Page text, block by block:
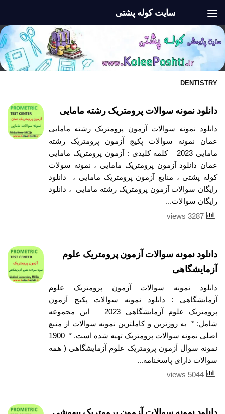
سایت کوله پشتی
DENTISTRY
دانلود نمونه سوالات پرومتریک رشته مامایی
دانلود نمونه سوالات آزمون پرومتریک رشته مامایی
عمان نمونه سوالات پکیج آزمون پرومتریک رشته
مامایی 2023 کلمه کلیدی : آزمون پرومتریک مامایی
عمان دانلود آزمون پرومتریک مامایی ، نمونه سولات
کوله پشتی ، منابع آزمون پرومتریک مامایی ، دانلود
رایگان سوالات آزمون پرومتریک رشته مامایی ، دانلود
رایگان سوالات...
دانلود نمونه سوالات آزمون پرومتریک علوم
آزمایشگاهی
دانلود نمونه سوالات آزمون پرومتریک علوم
آزمایشگاهی : دانلود نمونه سوالات پکیج آزمون
پرومتریک علوم آزمایشگاهی 2023 این مجموعه
شامل: * به روزترین و کاملترین نمونه سوالات از منبع
اصلی نمونه سوالات پرومتریک تهیه شده است. * 1900
نمونه سوال آزمون پرومتریک علوم آزمایشگاهی ( همه
سوالات دارای پاسخنامه...